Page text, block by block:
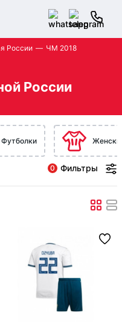
России ЧМ 2018
России
Футболки
0 Фильтры